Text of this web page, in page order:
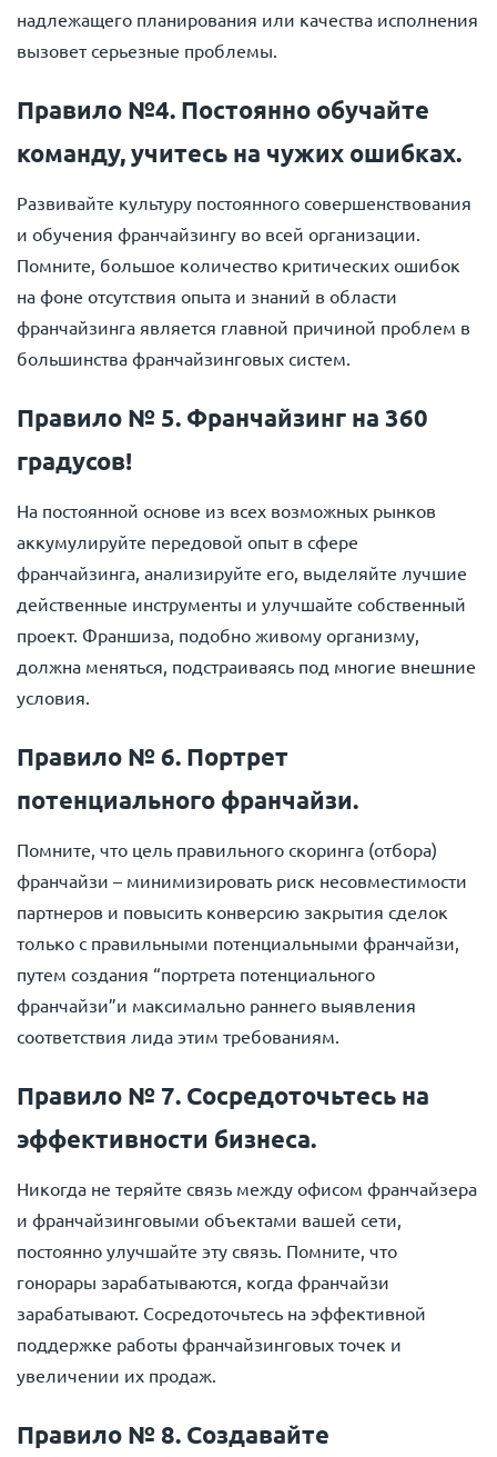
надлежащего планирования или качества исполнения
вызовет серьезные проблемы.
Правило №4. Постоянно обучайте
команду, учитесь на чужих ошибках.
Развивайте культуру постоянного совершенствования
и обучения франчайзингу во всей организации.
Помните, большое количество критических ошибок
на фоне отсутствия опыта и знаний в области
франчайзинга является главной причиной проблем в
большинства франчайзинговых систем.
Правило № 5. Франчайзинг на 360
градусов!
На постоянной основе из всех возможных рынков
аккумулируйте передовой опыт в сфере
франчайзинга, анализируйте его, выделяйте лучшие
действенные инструменты и улучшайте собственный
проект. Франшиза, подобно живому организму,
должна меняться, подстраиваясь под многие внешние
условия.
Правило № 6. Портрет
потенциального франчайзи.
Помните, что цель правильного скоринга (отбора)
франчайзи – минимизировать риск несовместимости
партнеров и повысить конверсию закрытия сделок
только с правильными потенциальными франчайзи,
путем создания “портрета потенциального
франчайзи”и максимально раннего выявления
соответствия лида этим требованиям.
Правило № 7. Сосредоточьтесь на
эффективности бизнеса.
Никогда не теряйте связь между офисом франчайзера
и франчайзинговыми объектами вашей сети,
постоянно улучшайте эту связь. Помните, что
гонорары зарабатываются, когда франчайзи
зарабатывают. Сосредоточьтесь на эффективной
поддержке работы франчайзинговых точек и
увеличении их продаж.
Правило № 8. Создавайте